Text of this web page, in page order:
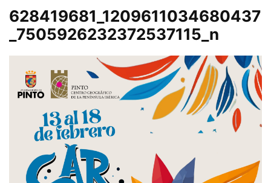
628419681_1209611034680437
_7505926232372537115_n